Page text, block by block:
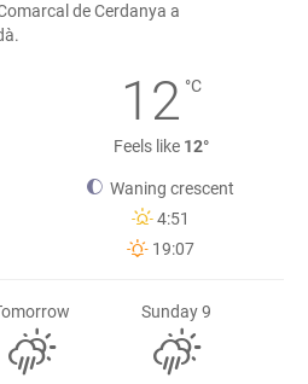
de Cerdanya a
12 °C
Feels like 12°
Waning crescent
4:51
19:07
Sunday 9